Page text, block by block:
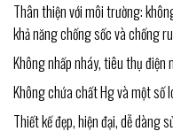
Thân thiện với môi trường:
khả năng chống sốc và chống
Không nhấp nháy, tiêu thụ điện
Không chứa chất Hg và một số
Thiết kế đẹp, hiện đại, dễ dàng